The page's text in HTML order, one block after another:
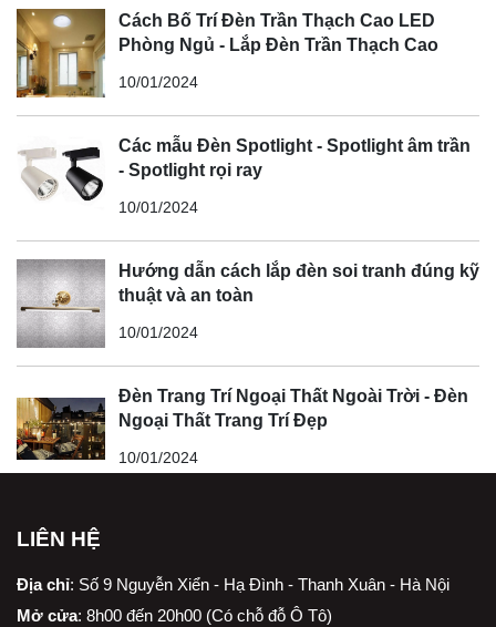
Cách Bố Trí Đèn Trần Thạch Cao LED
Phòng Ngủ - Lắp Đèn Trần Thạch Cao
10/01/2024
Các mẫu Đèn Spotlight - Spotlight âm trần
- Spotlight rọi ray
10/01/2024
Hướng dẫn cách lắp đèn soi tranh đúng kỹ
thuật và an toàn
10/01/2024
Đèn Trang Trí Ngoại Thất Ngoài Trời - Đèn
Ngoại Thất Trang Trí Đẹp
10/01/2024
LIÊN HỆ
Địa chỉ: Số 9 Nguyễn Xiển - Hạ Đình - Thanh Xuân - Hà Nội
Mở cửa: 8h00 đến 20h00 (Có chỗ đỗ Ô Tô)